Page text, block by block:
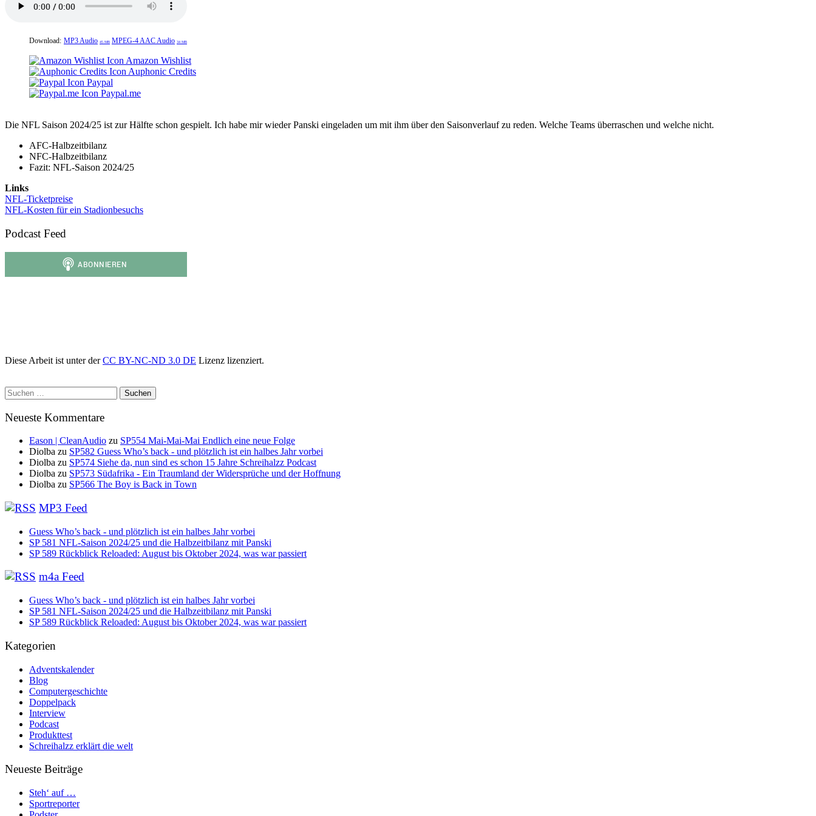
Download: MP3 Audio 45 MB MPEG-4 AAC Audio 34 MB
Amazon Wishlist
Auphonic Credits
Paypal
Paypal.me
Die NFL Saison 2024/25 ist zur Hälfte schon gespielt. Ich habe mir wieder Panski eingeladen um mit ihm über den Saisonverlauf zu reden. Welche Teams überraschen und welche nicht.
AFC-Halbzeitbilanz
NFC-Halbzeitbilanz
Fazit: NFL-Saison 2024/25
Links
NFL-Ticketpreise
NFL-Kosten für ein Stadionbesuchs
Podcast Feed
Diese Arbeit ist unter derCC BY-NC-ND 3.0 DE Lizenz lizenziert.
Suchen
nach:
Neueste Kommentare
Eason | CleanAudio zu SP554 Mai-Mai-Mai Endlich eine neue Folge
Diolba zu SP582 Guess Who’s back - und plötzlich ist ein halbes Jahr vorbei
Diolba zu SP574 Siehe da, nun sind es schon 15 Jahre Schreihalzz Podcast
Diolba zu SP573 Südafrika - Ein Traumland der Widersprüche und der Hoffnung
Diolba zu SP566 The Boy is Back in Town
MP3 Feed
Guess Who’s back - und plötzlich ist ein halbes Jahr vorbei
SP 581 NFL-Saison 2024/25 und die Halbzeitbilanz mit Panski
SP 589 Rückblick Reloaded: August bis Oktober 2024, was war passiert
m4a Feed
Guess Who’s back - und plötzlich ist ein halbes Jahr vorbei
SP 581 NFL-Saison 2024/25 und die Halbzeitbilanz mit Panski
SP 589 Rückblick Reloaded: August bis Oktober 2024, was war passiert
Kategorien
Adventskalender
Blog
Computergeschichte
Doppelpack
Interview
Podcast
Produkttest
Schreihalzz erklärt die welt
Neueste Beiträge
Steh‘ auf …
Sportreporter